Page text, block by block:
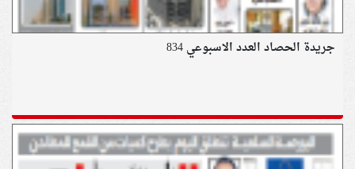
جريدة الحصاد العدد الاسبوعي 834